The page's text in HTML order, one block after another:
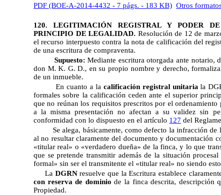
PDF (BOE-A-2014-4432 - 7 págs. - 183 KB) Otros
120. LEGITIMACIÓN REGISTRAL Y PODER DE
PRINCIPIO DE LEGALIDAD. Resolución de 12 de
el recurso interpuesto contra la nota de calificación del
de una escritura de compraventa.
Supuesto: Mediante escritura otorgada ante notario,
don M. K. G. D., en su propio nombre y derecho,
de un inmueble.
En cuanto a la calificación registral unitaria la
formales sobre la calificación ceden ante el superior
que no reúnan los requisitos prescritos por el
a la misma presentación no afectan a su validez sin
conformidad con lo dispuesto en el artículo 127 del
Se alega, básicamente, como defecto la infracción
al no resultar claramente del documento y documentación
«titular real» o «verdadero dueña» de la finca, y lo que
que se pretende transmitir además de la situación
formal» sin ser el transmitente el «titular real» no siendo
La DGRNresuelve que la Escritura establece
con reserva de dominio  de la finca descrita,
Propiedad.